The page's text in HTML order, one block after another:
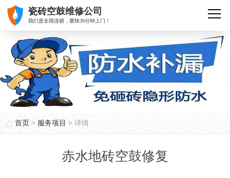
瓷砖空鼓维修公司
我们是全国连锁，最快30分钟上门！
首页 > 服务项目 > 详情
赤水地砖空鼓修复